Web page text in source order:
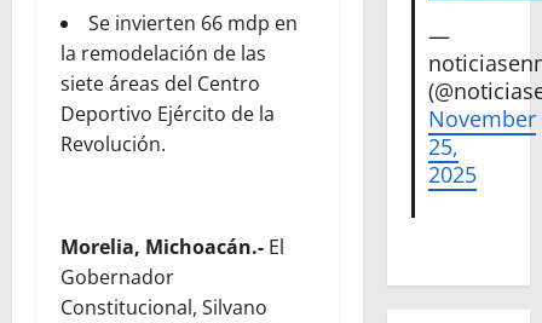
Se invierten 66 mdp en
la remodelación de las
siete áreas del Centro
Deportivo Ejército de la
Revolución.
Morelia, Michoacán.- El
Gobernador
Constitucional, Silvano
—
November
25,
2025